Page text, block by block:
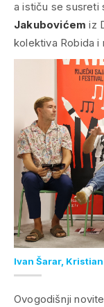
a ističu se susreti
Jakubovićem iz
kolektiva Robida i
Ivan Šarar,
Ovogodišnji